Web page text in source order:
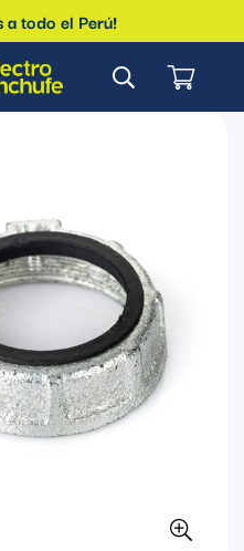
a todo el Perú!